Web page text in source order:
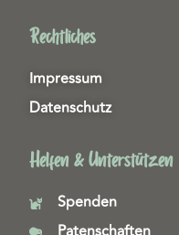
Rechtliches
Impressum
Datenschutz
Helfen & Unterstützen
Spenden